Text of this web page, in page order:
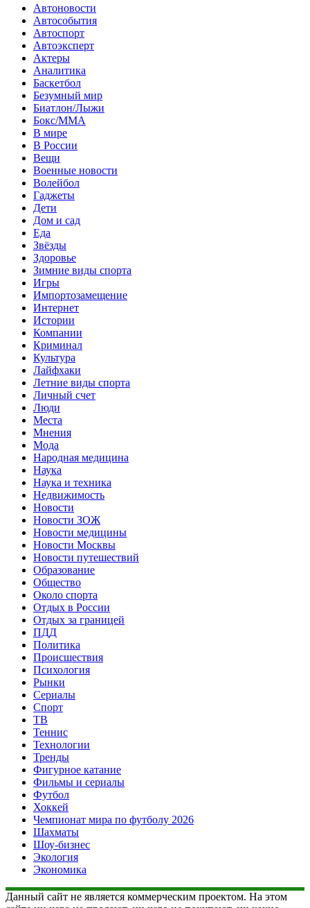
Автоновости
Автособытия
Автоспорт
Автоэксперт
Актеры
Аналитика
Баскетбол
Безумный мир
Биатлон/Лыжи
Бокс/MMA
В мире
В России
Вещи
Военные новости
Волейбол
Гаджеты
Дети
Дом и сад
Еда
Звёзды
Здоровье
Зимние виды спорта
Игры
Импортозамещение
Интернет
Истории
Компании
Криминал
Культура
Лайфхаки
Летние виды спорта
Личный счет
Люди
Места
Мнения
Мода
Народная медицина
Наука
Наука и техника
Недвижимость
Новости
Новости ЗОЖ
Новости медицины
Новости Москвы
Новости путешествий
Образование
Общество
Около спорта
Отдых в России
Отдых за границей
ПДД
Политика
Происшествия
Психология
Рынки
Сериалы
Спорт
ТВ
Теннис
Технологии
Тренды
Фигурное катание
Фильмы и сериалы
Футбол
Хоккей
Чемпионат мира по футболу 2026
Шахматы
Шоу-бизнес
Экология
Экономика
Данный сайт не является коммерческим проектом. На этом